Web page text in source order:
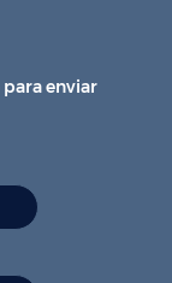
enviar